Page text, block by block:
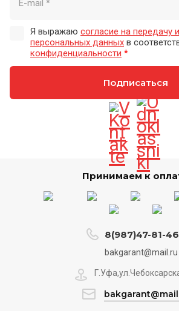
Я выражаю согласие на передачу
персональных данных в
конфиденциальности *
Подписаться
Принимаем к
8(987)47-81-
bakgarant@mail.ru